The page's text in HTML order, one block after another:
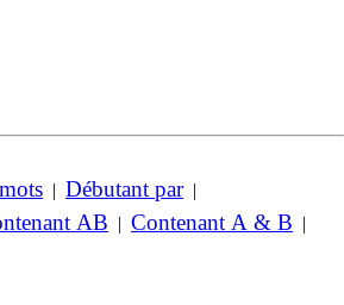
| Débutant par|
AB | Contenant A & B |